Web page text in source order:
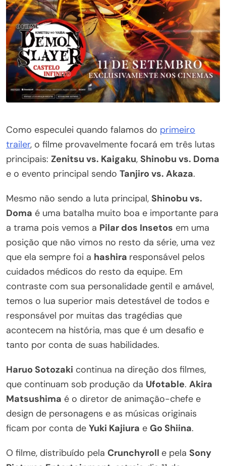
Como especulei quando falamos do primeiro
trailer, o filme provavelmente focará em três lutas
principais: Zenitsu vs. Kaigaku, Shinobu vs. Doma
e o evento principal sendo Tanjiro vs. Akaza.
Mesmo não sendo a luta principal, Shinobu vs.
Doma é uma batalha muito boa e importante para
a trama pois vemos a Pilar dos Insetos em uma
posição que não vimos no resto da série, uma vez
que ela sempre foi a hashira responsável pelos
cuidados médicos do resto da equipe. Em
contraste com sua personalidade gentil e amável,
temos o lua superior mais detestável de todos e
responsável por muitas das tragédias que
acontecem na história, mas que é um desafio e
tanto por conta de suas habilidades.
Haruo Sotozaki continua na direção dos filmes,
que continuam sob produção da Ufotable. Akira
Matsushima é o diretor de animação-chefe e
design de personagens e as músicas originais
ficam por conta de Yuki Kajiura e Go Shiina.
O filme, distribuído pela Crunchyroll e pela Sony